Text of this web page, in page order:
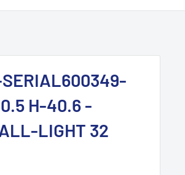
SERIAL600349-
H-40.6 -
LIGHT 32